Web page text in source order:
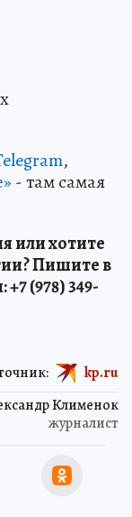
,
- там самая
или хотите
Пишите в
(978) 349-
Клименок
журналист
kp.ru